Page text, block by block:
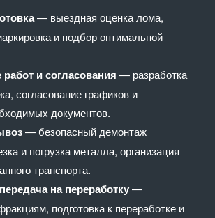
— выездная оценка лома,
и подбор оптимальной
и согласования — разработка
согласование графиков и
документов.
— безопасный демонтаж
и погрузка металла, организация
транспорта.
на переработку—
подготовка к переработке и